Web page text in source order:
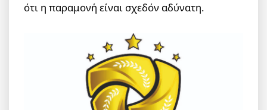
ότι η παραμονή είναι σχεδόν αδύνατη.